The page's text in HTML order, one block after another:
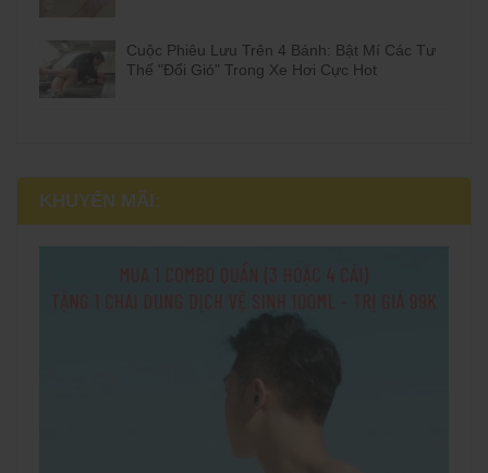
Cuộc Phiêu Lưu Trên 4 Bánh: Bật Mí Các Tư
Thế "Đổi Gió" Trong Xe Hơi Cực Hot
KHUYẾN MÃI: